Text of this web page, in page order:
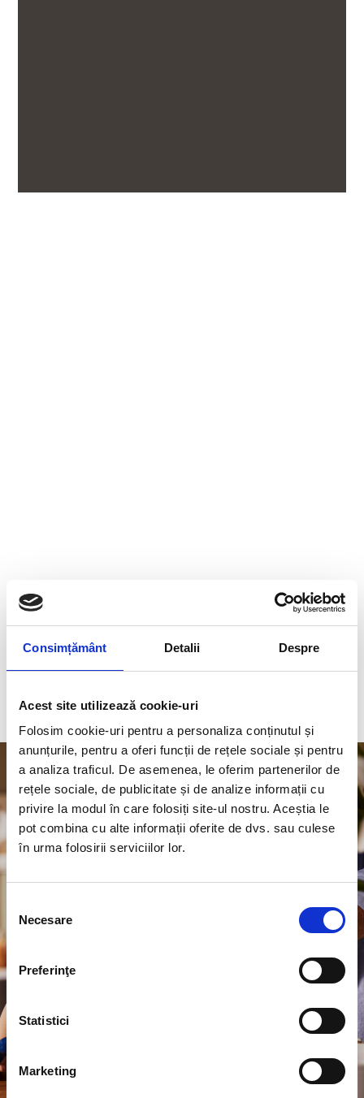
Consimțământ Detalii Despre
Acest site utilizează cookie-uri
Folosim cookie-uri pentru a personaliza conținutul și
anunțurile, pentru a oferi funcții de rețele sociale și pentru
a analiza traficul. De asemenea, le oferim partenerilor de
rețele sociale, de publicitate și de analize informații cu
privire la modul în care folosiți site-ul nostru. Aceștia le
pot combina cu alte informații oferite de dvs. sau culese
în urma folosirii serviciilor lor.
consimțământului
Necesare
Preferinţe
Statistici
Marketing